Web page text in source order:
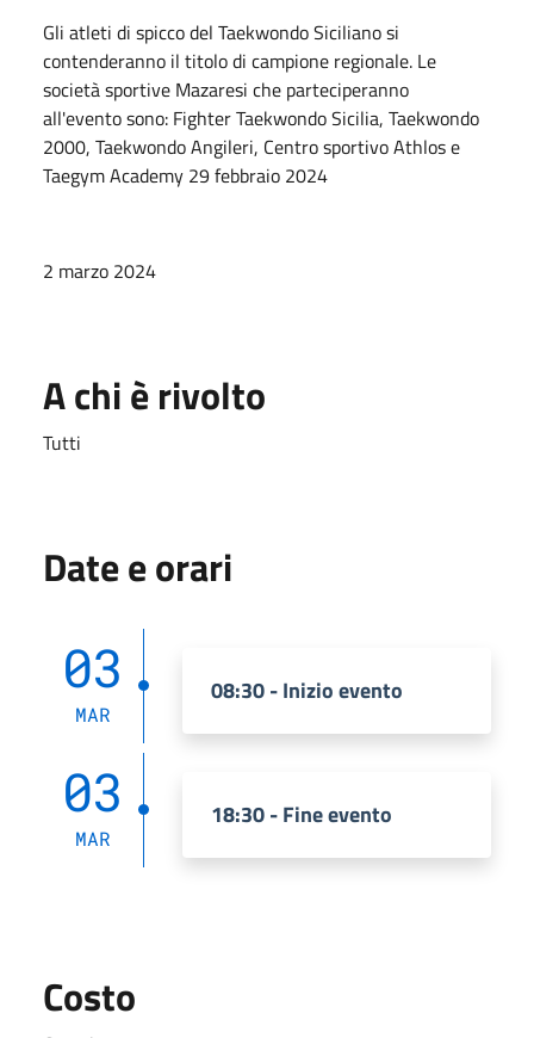
Gli atleti di spicco del Taekwondo Siciliano si
contenderanno il titolo di campione regionale. Le
società sportive Mazaresi che parteciperanno
all'evento sono: Fighter Taekwondo Sicilia, Taekwondo
2000, Taekwondo Angileri, Centro sportivo Athlos e
Taegym Academy 29 febbraio 2024
2 marzo 2024
A chi è rivolto
Tutti
Date e orari
03
MAR
08:30 - Inizio evento
03
MAR
18:30 - Fine evento
Costo